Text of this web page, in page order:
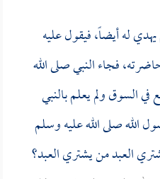
له أيضاً، فيقول عليه
فجاء النبي صلى الله
في السوق ولم يعلم بالنبي
الله صلى الله عليه وسلم
العبد من يشتري العبد؟